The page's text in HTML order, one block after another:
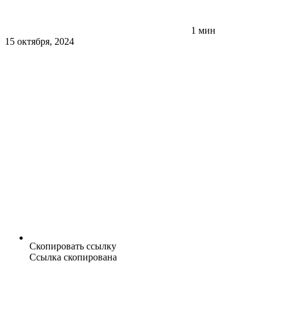
1 мин
15 октября, 2024
Скопировать ссылку
Ссылка скопирована